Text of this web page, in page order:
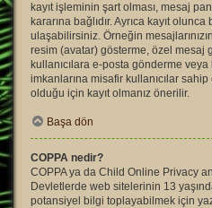
kayıt işleminin şart olması, mesaj
kararına bağlıdır. Ayrıca kayıt
ulaşabilirsiniz. Örneğin
resim (avatar) gösterme, özel mesaj
kullanıcılara e-posta gönderme veya
imkanlarına misafir kullanıcılar
olduğu için kayıt olmanız önerilir.
Başa dön
COPPA nedir?
COPPA ya da Child Online Privacy
Devletlerde web sitelerinin 13
potansiyel bilgi toplayabilmek için